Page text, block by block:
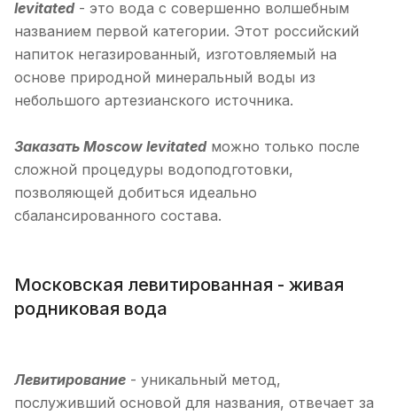
levitated- это вода с совершенно волшебным
названием первой категории. Этот российский
напиток негазированный, изготовляемый на
основе природной минеральный воды из
небольшого артезианского источника.
Заказать Moscow levitatedможно только после
сложной процедуры водоподготовки,
позволяющей добиться идеально
сбалансированного состава.
Московская левитированная - живая
родниковая вода
Левитирование - уникальный метод,
послуживший основой для названия, отвечает за